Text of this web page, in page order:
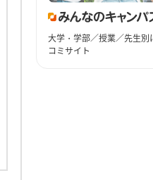
大学・学部／授業／先生
コミサイト